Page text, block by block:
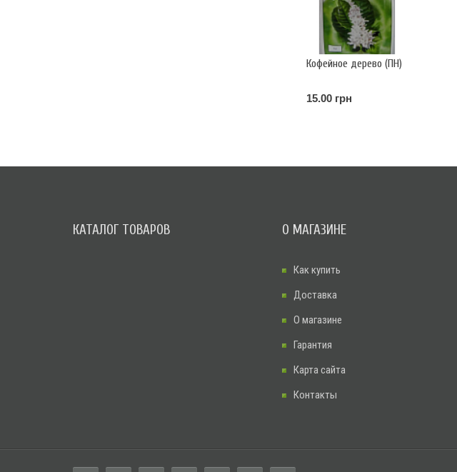
Кофейное дерево (ПН)
15.00 грн
КАТАЛОГ ТОВАРОВ О МАГАЗИНЕ
Как купить
Доставка
О магазине
Гарантия
Карта сайта
Контакты